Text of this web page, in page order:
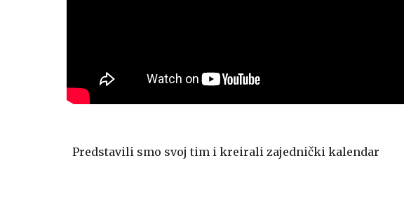
Predstavili smo svoj tim i kreirali zajednički kalendar